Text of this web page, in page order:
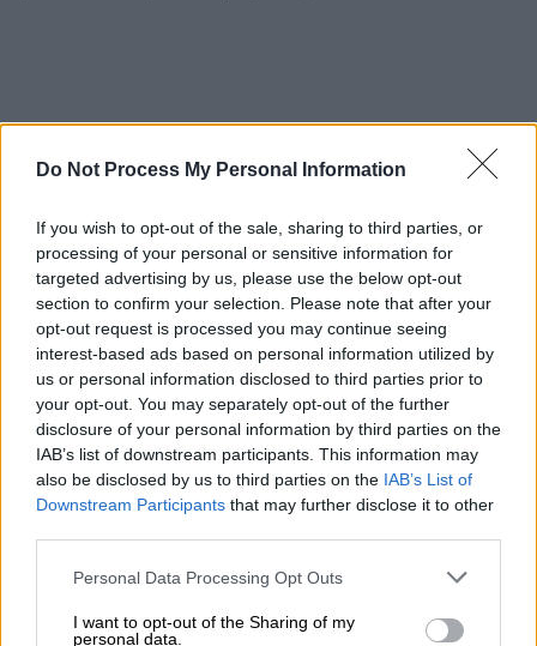
Do Not Process My Personal Information
If you wish to opt-out of the sale, sharing to third parties, or
processing of your personal or sensitive information for
targeted advertising by us, please use the below opt-out
section to confirm your selection. Please note that after your
opt-out request is processed you may continue seeing
interest-based ads based on personal information utilized by
us or personal information disclosed to third parties prior to
your opt-out. You may separately opt-out of the further
disclosure of your personal information by third parties on the
IAB’s list of downstream participants. This information may
also be disclosed by us to third parties on the IAB’s List of
Downstream Participants that may further disclose it to other
Please note that this website/app uses one or more Google
not limited to your visit or usage behaviour. You may click to
Personal Data Processing Opt Outs
I want to opt-out of the Sharing of my
personal data.
Καιγόμαστε», έγραψε αρχικά η Στεφανίδη,
ενώ λίγο αργότερα έκανε γνωστό ότι έβλεπε
από την τηλεόραση το σπίτι της στην
Παλλήνη να καίγεται.Είχαν προλάβει
πάντως να εγκαταλείψουντην οικεία τους,
την ώρα που η κόρη τους βρίσκεται ακόμη
στις ΗΠΑ, όπου και αγωνίστηκε προχθές